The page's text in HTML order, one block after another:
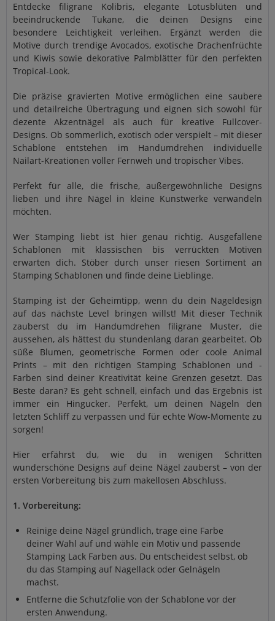
Entdecke filigrane Kolibris, elegante Lotusblüten und
beeindruckende Tukane, die deinen Designs eine
besondere Leichtigkeit verleihen. Ergänzt werden die
Motive durch trendige Avocados, exotische Drachenfrüchte
und Kiwis sowie dekorative Palmblätter für den perfekten
Tropical-Look.
Die präzise gravierten Motive ermöglichen eine saubere
und detailreiche Übertragung und eignen sich sowohl für
dezente Akzentnägel als auch für kreative Fullcover-
Designs. Ob sommerlich, exotisch oder verspielt – mit dieser
Schablone entstehen im Handumdrehen individuelle
Nailart-Kreationen voller Fernweh und tropischer Vibes.
Perfekt für alle, die frische, außergewöhnliche Designs
lieben und ihre Nägel in kleine Kunstwerke verwandeln
möchten.
Wer Stamping liebt ist hier genau richtig. Ausgefallene
Schablonen mit klassischen bis verrückten Motiven
erwarten dich. Stöber durch unser riesen Sortiment an
Stamping Schablonen und finde deine Lieblinge.
Stamping ist der Geheimtipp, wenn du dein Nageldesign
auf das nächste Level bringen willst! Mit dieser Technik
zauberst du im Handumdrehen filigrane Muster, die
aussehen, als hättest du stundenlang daran gearbeitet. Ob
süße Blumen, geometrische Formen oder coole Animal
Prints – mit den richtigen Stamping Schablonen und -
Farben sind deiner Kreativität keine Grenzen gesetzt. Das
Beste daran? Es geht schnell, einfach und das Ergebnis ist
immer ein Hingucker. Perfekt, um deinen Nägeln den
letzten Schliff zu verpassen und für echte Wow-Momente zu
sorgen!
Hier erfährst du, wie du in wenigen Schritten
wunderschöne Designs auf deine Nägel zauberst – von der
ersten Vorbereitung bis zum makellosen Abschluss.
1. Vorbereitung:
Reinige deine Nägel gründlich, trage eine Farbe
deiner Wahl auf und wähle ein Motiv und passende
Stamping Lack Farben aus. Du entscheidest selbst, ob
du das Stamping auf Nagellack oder Gelnägeln
machst.
Entferne die Schutzfolie von der Schablone vor der
ersten Anwendung.